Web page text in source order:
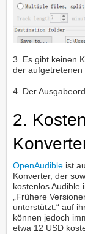
3. Es gibt keinen
der aufgetretenen
4. Der
2.
OpenAudible ist
Konverter, der
kostenlos Audible
„Frühere
unterstützt.“ auf
können jedoch
etwa 12 USD